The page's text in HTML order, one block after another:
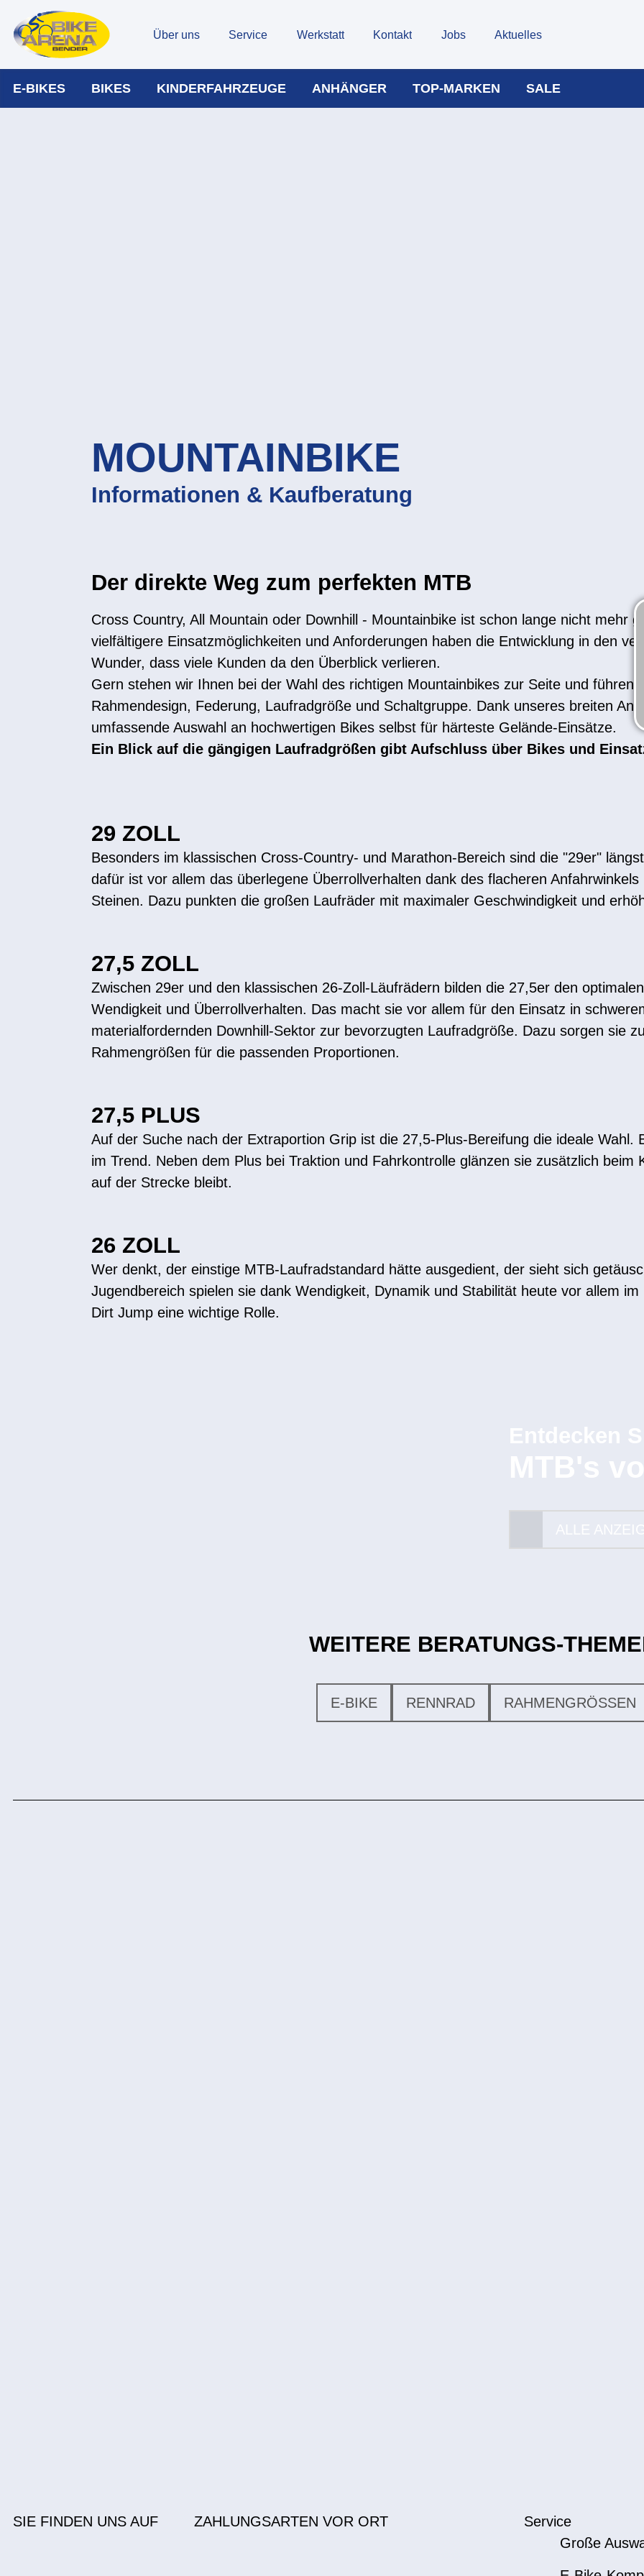
Über uns Service Werkstatt Kontakt Jobs Aktuelles
E-BIKES BIKES KINDERFAHRZEUGE ANHÄNGER TOP-MARKEN SALE
MOUNTAINBIKE
Informationen & Kaufberatung
Der direkte Weg zum perfekten MTB
Cross Country, All Mountain oder Downhill - Mountainbike ist schon lange nicht mehr
vielfältigere Einsatzmöglichkeiten und Anforderungen haben die Entwicklung in den
Wunder, dass viele Kunden da den Überblick verlieren.
Gern stehen wir Ihnen bei der Wahl des richtigen Mountainbikes zur Seite und führen
Rahmendesign, Federung, Laufradgröße und Schaltgruppe. Dank unseres breiten
umfassende Auswahl an hochwertigen Bikes selbst für härteste Gelände-Einsätze.
Ein Blick auf die gängigen Laufradgrößen gibt Aufschluss über Bikes und
29 ZOLL
Besonders im klassischen Cross-Country- und Marathon-Bereich sind die "29er"
dafür ist vor allem das überlegene Überrollverhalten dank des flacheren
Steinen. Dazu punkten die großen Laufräder mit maximaler Geschwindigkeit und
27,5 ZOLL
Zwischen 29er und den klassischen 26-Zoll-Läufrädern bilden die 27,5er den
Wendigkeit und Überrollverhalten. Das macht sie vor allem für den Einsatz in
materialfordernden Downhill-Sektor zur bevorzugten Laufradgröße. Dazu sorgen sie
Rahmengrößen für die passenden Proportionen.
27,5 PLUS
Auf der Suche nach der Extraportion Grip ist die 27,5-Plus-Bereifung die ideale Wahl.
im Trend. Neben dem Plus bei Traktion und Fahrkontrolle glänzen sie zusätzlich
auf der Strecke bleibt.
26 ZOLL
Wer denkt, der einstige MTB-Laufradstandard hätte ausgedient, der sieht sich
Jugendbereich spielen sie dank Wendigkeit, Dynamik und Stabilität heute vor allem
Dirt Jump eine wichtige Rolle.
WEITERE BERATUNGS-
E-BIKE RENNRAD RAHMENGRÖSSEN
SIE FINDEN UNS AUF ZAHLUNGSARTEN VOR ORT
Service
Große